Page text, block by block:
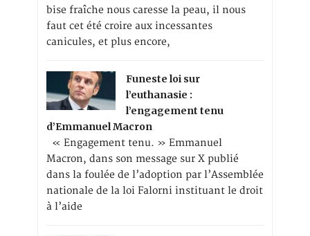
bise fraîche nous caresse la peau, il nous
faut cet été croire aux incessantes
canicules, et plus encore,
Funeste loi sur
l’euthanasie :
l’engagement tenu
d’Emmanuel Macron
« Engagement tenu. » Emmanuel
Macron, dans son message sur X publié
dans la foulée de l’adoption par l’Assemblée
nationale de la loi Falorni instituant le droit
à l’aide